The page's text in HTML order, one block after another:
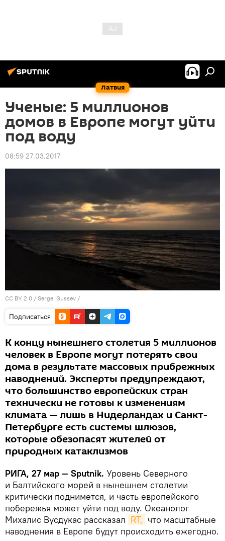
Латвия
Ученые: 5 миллионов
домов в Европе могут уйти
под воду
08:59 27.03.2017
CC BY 2.0 / Sergei Gussev /
Подписаться
К концу нынешнего столетия 5 миллионов
человек в Европе могут потерять свои
дома в результате массовых прибрежных
наводнений. Эксперты предупреждают,
что большинство европейских стран
технически не готовы к изменениям
климата — лишь в Нидерландах и Санкт-
Петербурге есть системы шлюзов,
которые обезопасят жителей от
природных катаклизмов
РИГА, 27 мар — Sputnik. Уровень Северного
и Балтийского морей в нынешнем столетии
критически поднимется, и часть европейского
побережья может уйти под воду. Океанолог
Михалис Вусдукас рассказал RT, что масштабные
наводнения в Европе будут происходить ежегодно.